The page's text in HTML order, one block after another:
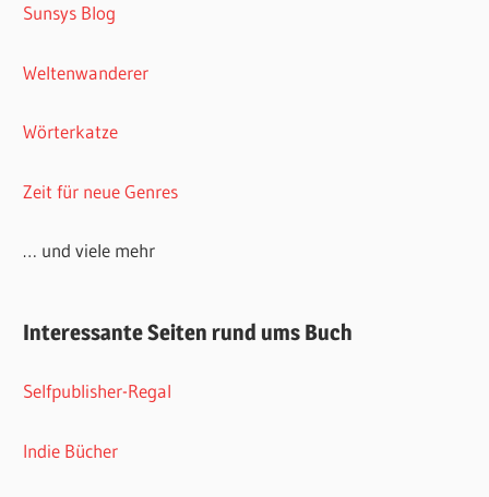
Sunsys Blog
Weltenwanderer
Wörterkatze
Zeit für neue Genres
… und viele mehr
Interessante Seiten rund ums Buch
Selfpublisher-Regal
Indie Bücher